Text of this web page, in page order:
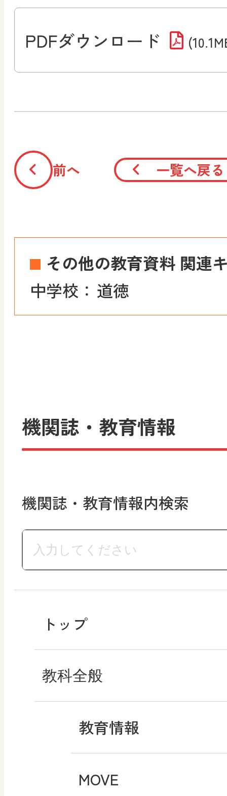
PDFダウンロード
前へ 一覧へ戻る
その他の教育資料 関連
中学校： 道徳
機関誌・教育情報
機関誌・教育情報内検索
トップ
教科全般
教育情報
MOVE